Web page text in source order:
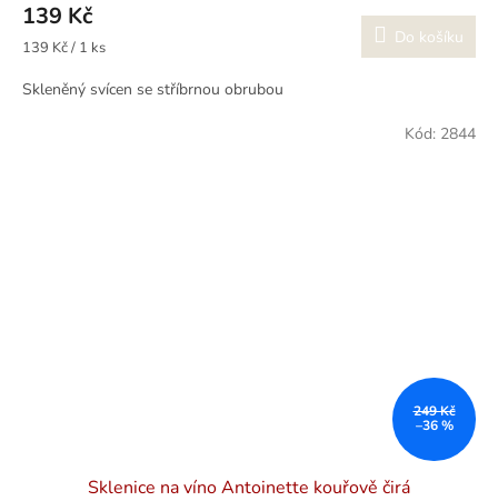
139 Kč
Měrná
139 Kč / 1 ks Do košíku
Skleněný svícen se stříbrnou obrubou
249 Kč
–36 %
Sklenice na víno Antoinette kouřově čirá
Kód: 2844